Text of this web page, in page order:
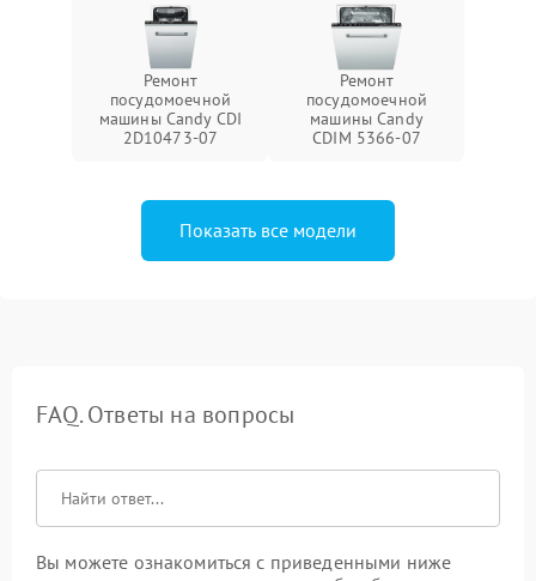
Ремонт
посудомоечной
машины Candy CDI
2D10473-07
Ремонт
посудомоечной
машины Candy
CDIM 5366-07
Показать все модели
FAQ. Ответы на вопросы
Вы можете ознакомиться с приведенными ниже